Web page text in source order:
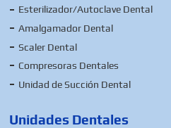
Esterilizador/Autoclave Dental
Amalgamador Dental
Scaler Dental
Compresoras Dentales
Unidad de Succión Dental
Unidades Dentales